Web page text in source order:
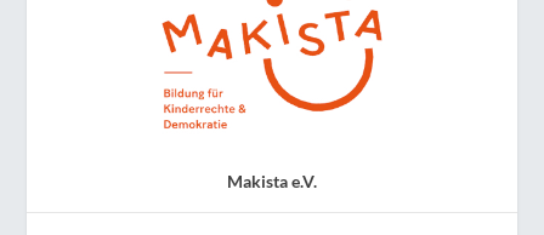
Makista e.V.